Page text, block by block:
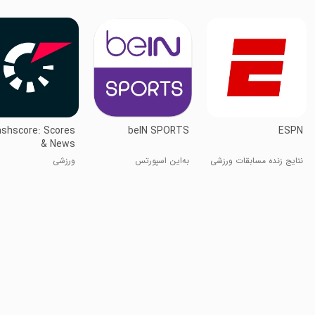
ESPN
نتایج زنده مسابقات ورزشی
beIN SPORTS
به‌این اسپورتس
Scores
& News
ورزشی